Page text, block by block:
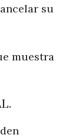
su
muestra